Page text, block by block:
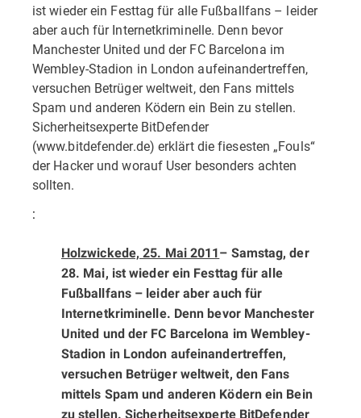
ist wieder ein Festtag für alle Fußballfans – leider
aber auch für Internetkriminelle. Denn bevor
Manchester United und der FC Barcelona im
Wembley-Stadion in London aufeinandertreffen,
versuchen Betrüger weltweit, den Fans mittels
Spam und anderen Ködern ein Bein zu stellen.
Sicherheitsexperte BitDefender
(www.bitdefender.de) erklärt die fiesesten „Fouls“
der Hacker und worauf User besonders achten
sollten.
:
Holzwickede, 25. Mai 2011– Samstag, der
28. Mai, ist wieder ein Festtag für alle
Fußballfans – leider aber auch für
Internetkriminelle. Denn bevor Manchester
United und der FC Barcelona im Wembley-
Stadion in London aufeinandertreffen,
versuchen Betrüger weltweit, den Fans
mittels Spam und anderen Ködern ein Bein
zu stellen. Sicherheitsexperte BitDefender